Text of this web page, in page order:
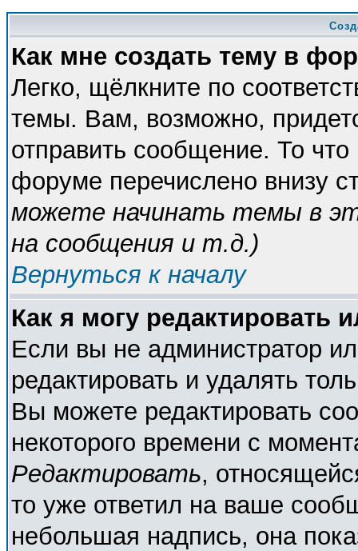
Как мне создать тему в
Легко, щёлкните по
темы. Вам, возможно,
отправить сообщение. То
форуме перечислено внизу
можете начинать темы в
на сообщения и т.д.)
Вернуться к началу
Как я могу редактировать
Если вы не администратор
редактировать и удалять
Вы можете редактировать
некоторого времени с
Редактировать,
то уже ответил на ваше
небольшая надпись, она